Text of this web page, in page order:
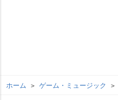
ホーム ゲーム・ミュージック